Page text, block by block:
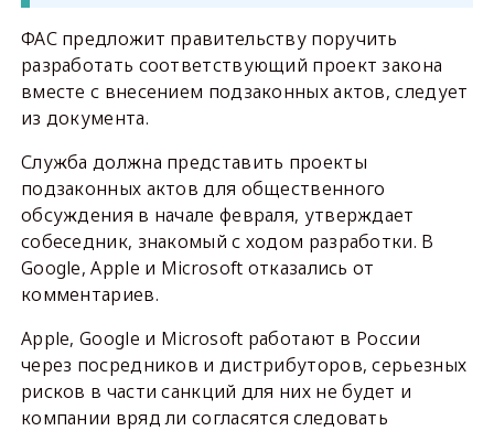
ФАС предложит правительству поручить
разработать соответствующий проект закона
вместе с внесением подзаконных актов, следует
из документа.
Служба должна представить проекты
подзаконных актов для общественного
обсуждения в начале февраля, утверждает
собеседник, знакомый с ходом разработки. В
Google, Apple и Microsoft отказались от
комментариев.
Apple, Google и Microsoft работают в России
через посредников и дистрибуторов, серьезных
рисков в части санкций для них не будет и
компании вряд ли согласятся следовать